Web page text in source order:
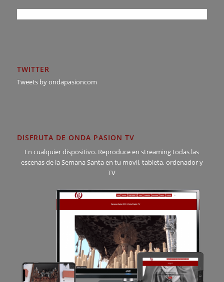
TWITTER
Tweets by ondapasioncom
DISFRUTA DE ONDA PASION TV
En cualquier dispositivo. Reproduce en streaming todas las
escenas de la Semana Santa en tu movil, tableta, ordenador y
TV